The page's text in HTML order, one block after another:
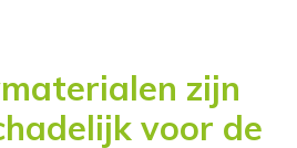
zijn
voor de